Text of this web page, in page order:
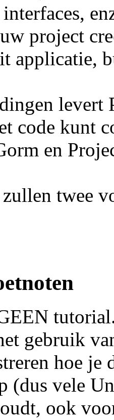
project
applicatie,
code kunt
en
zullen twee
gebruik
hoe je
(dus vele
ook